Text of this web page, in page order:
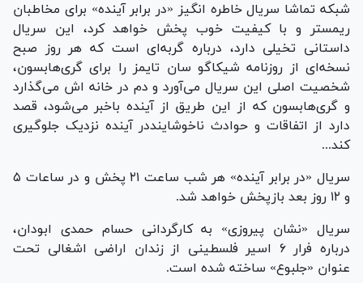
شبکه تماشا سریال خاطره انگیز «در برابر آینده» برای مخاطبان
ریمستر و با کیفیت خوب پخش خواهد کرد، این سریال
داستانی تخیلی دارد، درباره گربه‌ای است که هر روز صبح
نسخه‌ای از روزنامه شیکاگو سان تایمز را برای گری‌هابسون،
شخصیت اصلی این سریال می‌آورد و دم در خانه اش می‌گذارد
و گری‌هابسون که از این طریق از آینده باخبر می‌شود، قصد
دارد از اتفاقات و حوادث ناخوشاینددر آینده نزدیک جلوگیری
کند...
سریال «در برابر آینده» هر شب ساعت ۲۱ پخش و در ساعات ۵
و ۱۲ روز بعد بازپخش خواهد شد.
سریال «نشان پیروزی» به کارگردانی حسام حمدی ابودان،
درباره فرار ۶ اسیر فلسطینی از زندان اراضی اشغالی تحت
عنوان «جلبوع» ساخته شده است.